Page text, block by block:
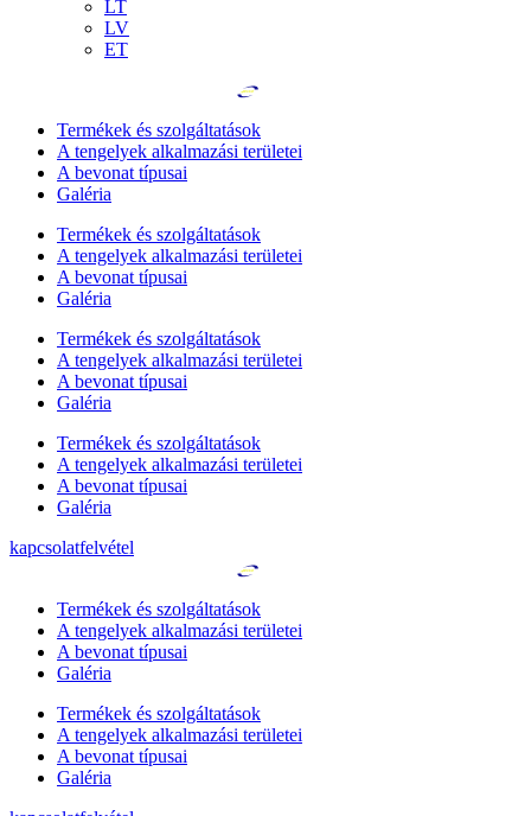
LT
LV
ET
Termékek és szolgáltatások
A tengelyek alkalmazási területei
A bevonat típusai
Galéria
Termékek és szolgáltatások
A tengelyek alkalmazási területei
A bevonat típusai
Galéria
Termékek és szolgáltatások
A tengelyek alkalmazási területei
A bevonat típusai
Galéria
Termékek és szolgáltatások
A tengelyek alkalmazási területei
A bevonat típusai
Galéria
kapcsolatfelvétel
Termékek és szolgáltatások
A tengelyek alkalmazási területei
A bevonat típusai
Galéria
Termékek és szolgáltatások
A tengelyek alkalmazási területei
A bevonat típusai
Galéria